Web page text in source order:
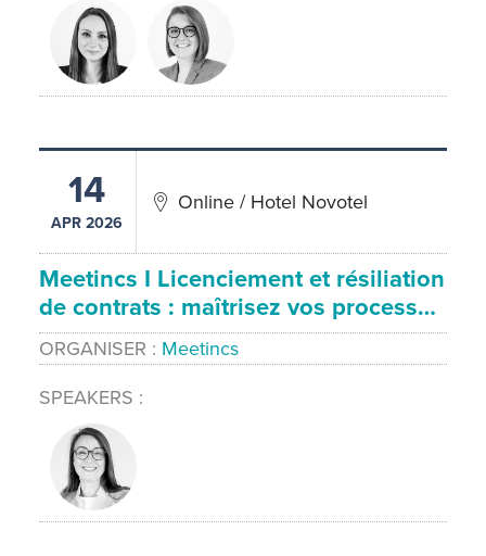
14
APR 2026
Online / Hotel Novotel
Meetincs I Licenciement et résiliation
de contrats : maîtrisez vos process…
ORGANISER
Meetincs
SPEAKERS